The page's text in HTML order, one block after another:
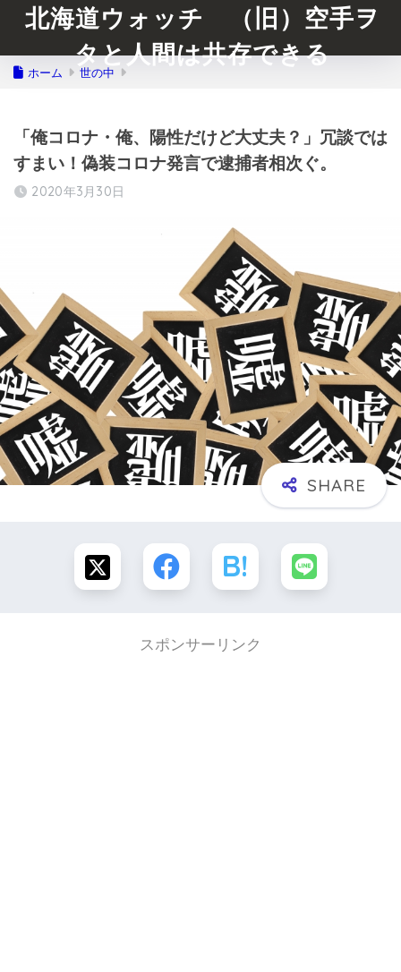
北海道ウォッチ （旧）空手ヲ
タと人間は共存できる
ホーム 世の中
「俺コロナ・俺、陽性だけど大丈夫？」冗談では
すまい！偽装コロナ発言で逮捕者相次ぐ。
2020年3月30日
スポンサーリンク